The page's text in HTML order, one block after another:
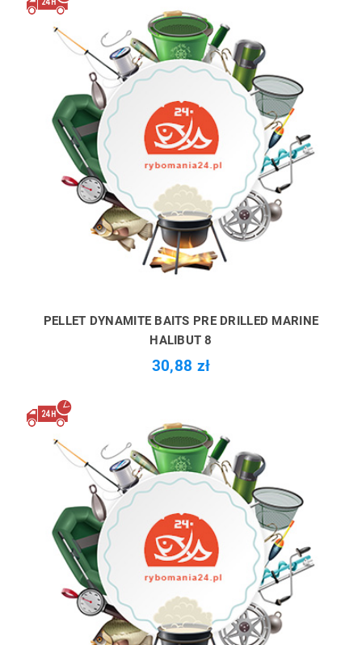
PELLET DYNAMITE BAITS PRE DRILLED MARINE
HALIBUT 8
30,88 zł